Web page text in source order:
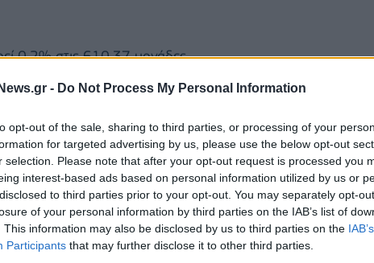
- Do Not Process My Personal Information
opt-out of the sale, sharing to third parties, or processing of your
for targeted advertising by us, please use the below opt-out
selection. Please note that after your opt-out request is processed you
interest-based ads based on personal information utilized by us or
to third parties prior to your opt-out. You may separately opt-
of your personal information by third parties on the IAB’s list of
This information may also be disclosed by us to third parties on the
Participants that may further disclose it to other third parties.
0,2% στις 610,37 μονάδες.
υποχωρεί επίσης 0,1%, ενώ ο βρετανικός FTSE
μικρά κέρδη 0,1%, ενώ ο ισπανικός IBEX